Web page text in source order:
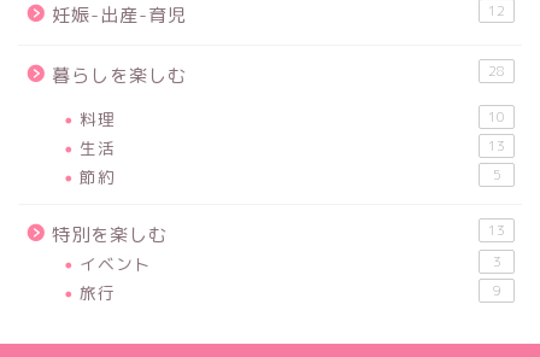
妊娠-出産-育児 12
暮らしを楽しむ 28
料理 10
生活 13
節約 5
特別を楽しむ 13
イベント 3
旅行 9